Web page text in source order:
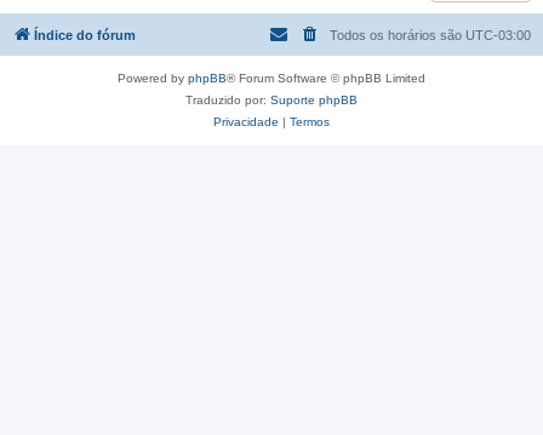
Índice do fórum Todos os horários são UTC-03:00
Powered by phpBB® Forum Software © phpBB Limited
Traduzido por: Suporte phpBB
Privacidade | Termos